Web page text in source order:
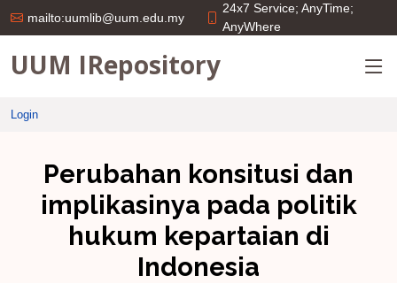
mailto:uumlib@uum.edu.my
24x7 Service; AnyTime;
AnyWhere
UUM IRepository
Login
Perubahan konsitusi dan
implikasinya pada politik
hukum kepartaian di
Indonesia